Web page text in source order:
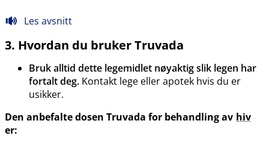
Les avsnitt
3. Hvordan du bruker Truvada
Bruk alltid dette legemidlet nøyaktig slik legen har
fortalt deg. Kontakt lege eller apotek hvis du er
usikker.
Den anbefalte dosen Truvada for behandling av hiv
er: